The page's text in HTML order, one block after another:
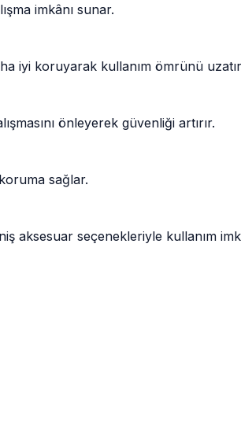
imkânı sunar.
iyi koruyarak kullanım ömrünü
önleyerek güvenliği artırır.
koruma sağlar.
aksesuar seçenekleriyle kullanım